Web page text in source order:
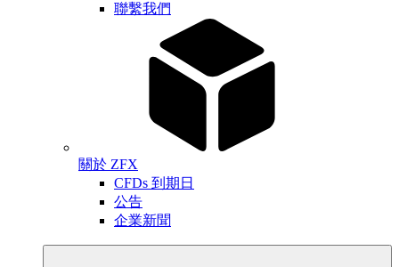
聯繫我們
關於 ZFX
CFDs 到期日
公告
企業新聞